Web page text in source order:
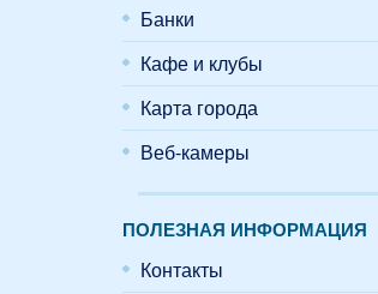
Банки
Кафе и клубы
Карта города
Веб-камеры
ПОЛЕЗНАЯ ИНФОРМАЦИЯ
Контакты